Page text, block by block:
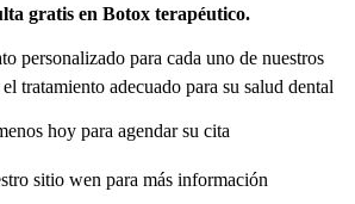
gratis en Botox terapéutico.
personalizado para cada uno de nuestros
tratamiento adecuado para su salud dental
hoy para agendar su cita
sitio wen para más información